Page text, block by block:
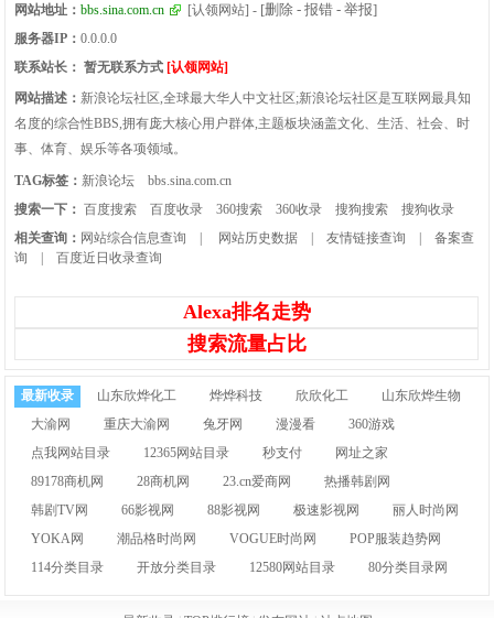
网站地址：bbs.sina.com.cn [认领网站] - [删除 - 报错 - 举报]
服务器IP：0.0.0.0
联系站长： 暂无联系方式 [认领网站]
网站描述： 新浪论坛社区,全球最大华人中文社区;新浪论坛社区是互联网最具知
名度的综合性BBS,拥有庞大核心用户群体,主题板块涵盖文化、生活、社会、时
事、体育、娱乐等各项领域。
TAG标签： 新浪论坛
bbs.sina.com.cn
搜索一下： 百度搜索 百度收录 360搜索 360收录 搜狗搜索
搜狗收录
相关查询： 网站综合信息查询 网站历史数据 |友情链接查询 |备案查
询
|百度近日收录查询
Alexa排名走势
搜索流量占比
最新收录 山东欣烨化工 烨烨科技 欣欣化工
山东欣烨生物
大渝网
重庆大渝网 兔牙网 漫漫看
360游戏
点我网站目录
12365网站目录 秒支付
网址之家
89178商机网
28商机网 23.cn爱商网
热播韩剧网
韩剧TV网
66影视网 88影视网 极速影视网
丽人时尚网
YOKA网
潮品格时尚网 VOGUE时尚网
POP服装趋势网
114分类目录
开放分类目录 12580网站目录 80分类目录网